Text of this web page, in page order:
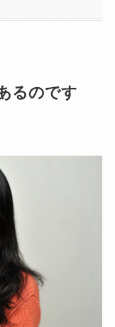
るのです